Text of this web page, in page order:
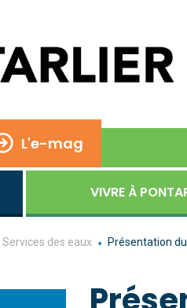
L'e-mag
VIVRE À
Services des eaux Présentation